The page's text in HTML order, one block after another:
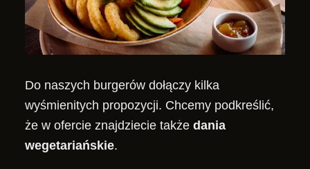
Do naszych burgerów dołączy kilka
wyśmienitych propozycji. Chcemy podkreślić,
że w ofercie znajdziecie takżedania
wegetariańskie.